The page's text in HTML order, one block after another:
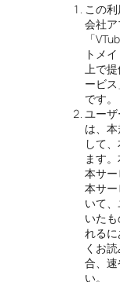
この
会社
「
トメ
上で
ービ
です。
ユーザ
は、
して
ます
本サー
本サ
いて
いた
れる
くお
合、
い。